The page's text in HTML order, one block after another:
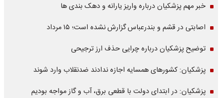
خبر مهم پزشکیان درباره واریز یارانه و دهک بندی ها
اصابتی در قشم و بندرعباس گزارش نشده است؛ ۱۵ مرداد
توضیح پزشکیان درباره چرایی حذف ارز ترجیحی
پزشکیان: کشورهای همسایه اجازه ندادند ضدنقلاب وارد شوند
پزشکیان: در ابتدای دولت با قطعی برق، آب و گاز مواجه بودیم